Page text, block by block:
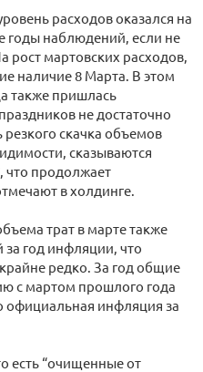
расходов оказался на
годы наблюдений, если не
рост мартовских расходов,
наличие 8 Марта. В этом
также пришлась
не достаточно
скачка объемов
сказываются
что продолжает
в холдинге.
трат в марте также
год инфляции, что
редко. За год общие
с мартом прошлого года
официальная инфляция за
есть “очищенные от